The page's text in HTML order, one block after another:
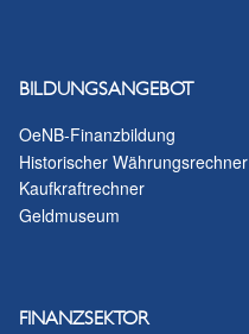
BILDUNGSANGEBOT
OeNB-Finanzbildung
Historischer Währungsrechner
Kaufkraftrechner
Geldmuseum
FINANZSEKTOR